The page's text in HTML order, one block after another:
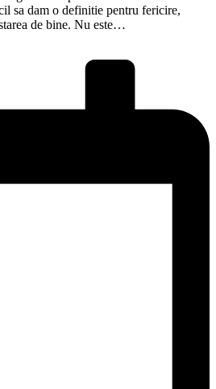
sa dam o definitie pentru fericire,
de bine. Nu este…